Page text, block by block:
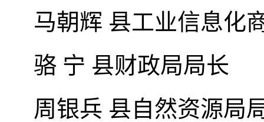
马朝辉 县工业信息化
骆 宁 县财政局局长
周银兵 县自然资源局